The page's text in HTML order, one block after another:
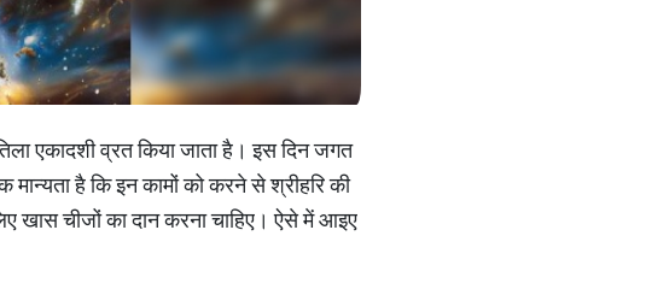
एकादशी व्रत किया जाता है। इस दिन जगत
मान्यता है कि इन कामों को करने से श्रीहरि की
खास चीजों का दान करना चाहिए। ऐसे में आइए